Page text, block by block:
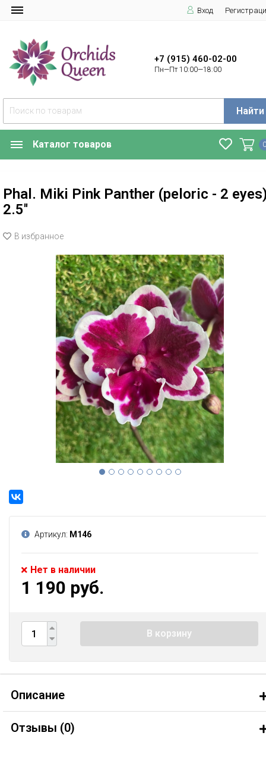
Вход
+7 (915) 460-02-00
Пн—Пт 10:00—18:00
Найти
Каталог товаров
Phal. Miki Pink Panther (peloric - 2
2.5''
В избранное
Артикул: М146
Нет в наличии
1 190 руб.
В корзину
Описание
Отзывы (0)